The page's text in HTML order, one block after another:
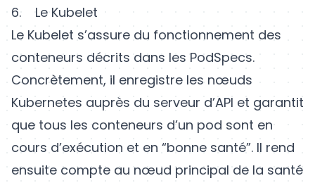
6. Le Kubelet
Le Kubelet s’assure du fonctionnement des
conteneurs décrits dans les PodSpecs.
Concrètement, il enregistre les nœuds
Kubernetes auprès du serveur d’API et garantit
que tous les conteneurs d’un pod sont en
cours d’exécution et en “bonne santé”. Il rend
ensuite compte au nœud principal de la santé